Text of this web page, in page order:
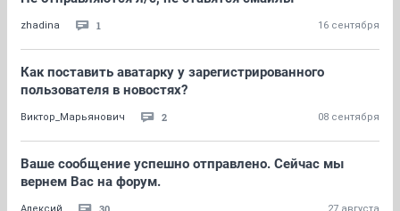
zhadina 1 16 сентября
Как поставить аватарку у зарегистрированного
пользователя в новостях?
Виктор_Марьянович 2 08 сентября
Ваше сообщение успешно отправлено. Сейчас мы
вернем Вас на форум.